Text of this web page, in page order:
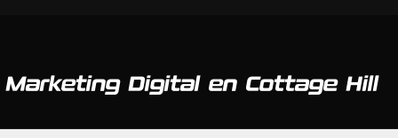
Digital en Cottage Hill